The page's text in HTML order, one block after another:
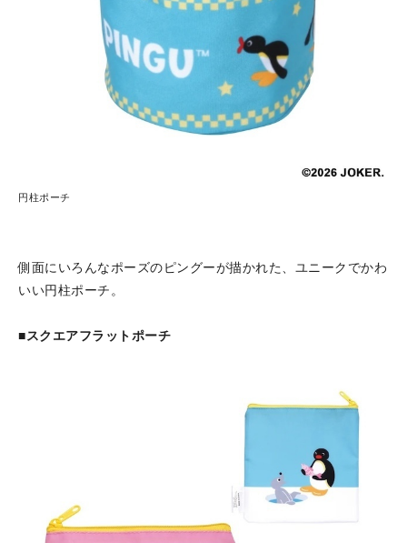
円柱ポーチ
側面にいろんなポーズのピングーが描かれた、ユニークでかわ
いい円柱ポーチ。
■スクエアフラットポーチ